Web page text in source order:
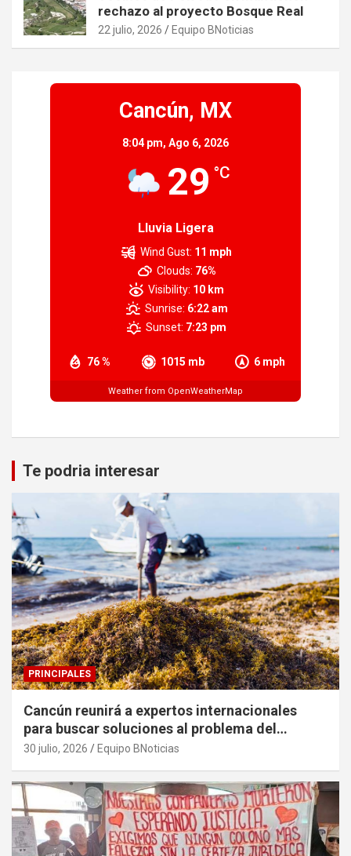
rechazo al proyecto Bosque Real
22 julio, 2026 Equipo BNoticias
Cancún, MX
8:04 pm, Ago 6, 2026
29 °C
Lluvia Ligera
76 % 1015 mb 6 mph
Wind Gust: 11 mph
Clouds: 76%
Visibility: 10 km
Sunrise: 6:22 am
Sunset: 7:23 pm
Weather from OpenWeatherMap
Te podria interesar
PRINCIPALES
Cancún reunirá a expertos internacionales
para buscar soluciones al problema del
sargazo
30 julio, 2026 Equipo BNoticias